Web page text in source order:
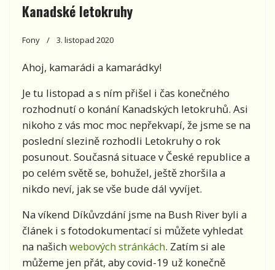
Kanadské letokruhy
Fony 3. listopad 2020
Ahoj, kamarádi a kamarádky!
Je tu listopad a s ním přišel i čas konečného
rozhodnutí o konání Kanadských letokruhů. Asi
nikoho z vás moc moc nepřekvapí, že jsme se na
poslední slezině rozhodli Letokruhy o rok
posunout. Současná situace v České republice a
po celém světě se, bohužel, ještě zhoršila a
nikdo neví, jak se vše bude dál vyvíjet.
Na víkend Díkůvzdání jsme na Bush River byli a
článek i s fotodokumentací si můžete vyhledat
na našichwebových stránkách. Zatím si ale
můžeme jen přát, aby covid-19 už konečně